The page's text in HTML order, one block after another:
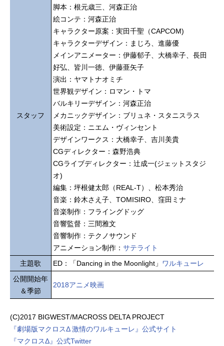
スタッフ
脚本：根元歳三、河森正治
絵コンテ：河森正治
キャラクター原案：実田千聖（CAPCOM)
キャラクターデザイン：まじろ、進藤優
メインアニメーター：伊藤郁子、大橋幸子、長田
好弘、皆川一徳、伊藤亜矢子
演出：ヤマトナオミチ
世界観デザイン：ロマン・トマ
バルキリーデザイン：河森正治
メカニックデザイン：ブリュネ・スタニスラス
美術設定：ニエム・ヴィンセント
デザインワークス：大橋幸子、吉川美貴
CGディレクター：森野浩典
CGライブディレクター：辻成一(ジェットスタジ
オ)
編集：坪根健太郎（REAL-T）、松本秀治
音楽：鈴木さえ子、TOMISIRO、窪田ミナ
音楽制作：フライングドッグ
音響監督：三間雅文
音響制作：テクノサウンド
アニメーション制作： サテライト
主題歌
ED：「Dancing in the Moonlight」
ワルキューレ
公開開始年
＆季節
2018アニメ映画
(C)2017 BIGWEST/MACROSS DELTA PROJECT
『劇場版マクロスΔ 激情のワルキューレ』公式サイト
『マクロスΔ』公式Twitter